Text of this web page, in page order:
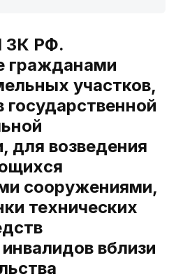
ЗК РФ.
гражданами
участков,
для возведения
сооружениями,
технических
вблизи